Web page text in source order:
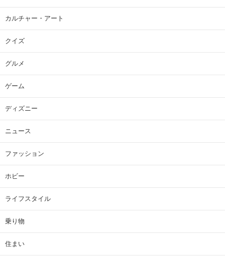
カルチャー・アート
クイズ
グルメ
ゲーム
ディズニー
ニュース
ファッション
ホビー
ライフスタイル
乗り物
住まい